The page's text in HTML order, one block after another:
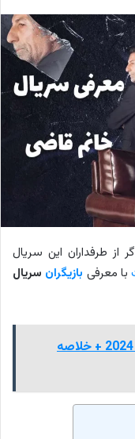
از طرفداران این سریال
با معرفی بازیگران سریال
بازیگران سریال دونده دوست داشتنی 2024 + خلاصه